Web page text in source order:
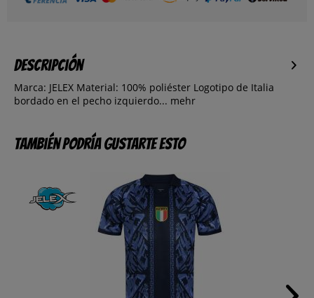
Descripción
Marca: JELEX Material: 100% poliéster Logotipo de Italia
bordado en el pecho izquierdo... mehr
También podría gustarte esto